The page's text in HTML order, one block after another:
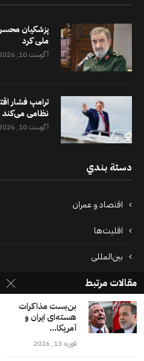
پزشکیان
ملی کرد
آگوست 10, 2026
ترامپ فشار
نظامی می‌کند
آگوست 10, 2026
دستة بندي
اقتصاد و عمران
اقلیت‌ها
بین‌المللی
پرونده‌ها
جامعه
دسته بندی نشده
مقالات مرتبط
بن‌بست مذاکرات
هسته‌ای ایران و
آمریکا...
فوریه 13, 2026